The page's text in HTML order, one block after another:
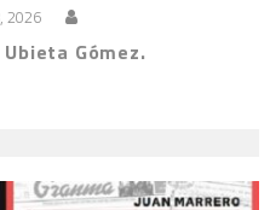
2026
Gómez.